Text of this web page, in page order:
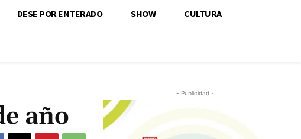
DESE POR ENTERADO SHOW CULTURA
año
- Publicidad -